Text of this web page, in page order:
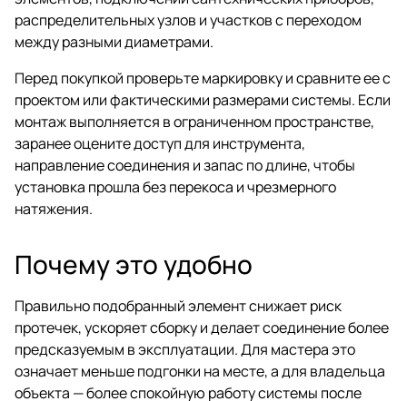
распределительных узлов и участков с переходом
между разными диаметрами.
Перед покупкой проверьте маркировку и сравните ее с
проектом или фактическими размерами системы. Если
монтаж выполняется в ограниченном пространстве,
заранее оцените доступ для инструмента,
направление соединения и запас по длине, чтобы
установка прошла без перекоса и чрезмерного
натяжения.
Почему это удобно
Правильно подобранный элемент снижает риск
протечек, ускоряет сборку и делает соединение более
предсказуемым в эксплуатации. Для мастера это
означает меньше подгонки на месте, а для владельца
объекта — более спокойную работу системы после